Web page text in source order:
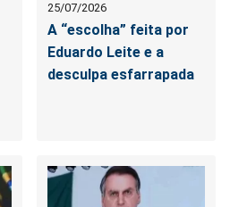
25/07/2026
A “escolha” feita por
Eduardo Leite e a
desculpa esfarrapada